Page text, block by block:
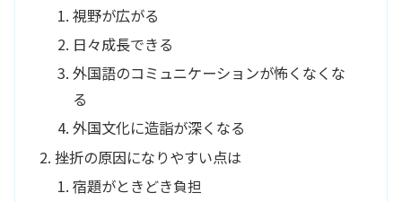
視野が広がる
日々成長できる
外国語のコミュニケーションが怖くなくな
る
外国文化に造詣が深くなる
挫折の原因になりやすい点は
宿題がときどき負担